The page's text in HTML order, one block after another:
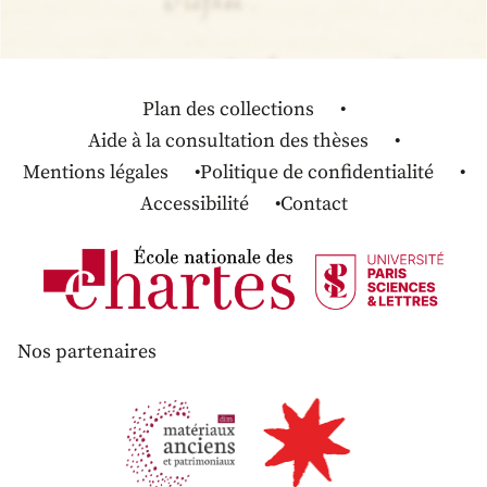
Plan des collections
Aide à la consultation des thèses
Mentions légales
Politique de confidentialité
Accessibilité
Contact
Nos partenaires